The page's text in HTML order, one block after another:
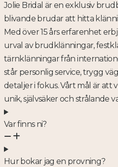
Jolie Bridal är en exklusiv
blivande brudar att hitta
Med över 15 års erfarenhet
urval av brudklänningar,
tärnklänningar från
står personlig service, trygg
detaljer i fokus. Vårt mål är att
unik, självsäker och strålande
Var finns ni?
Hur bokar jag en provning?